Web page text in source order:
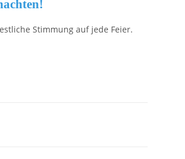
Stimmung auf jede Feier.